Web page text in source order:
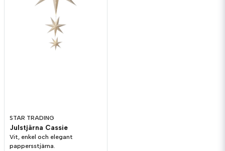
STAR TRADING
Julstjärna Cassie
Vit, enkel och elegant
pappersstjärna.